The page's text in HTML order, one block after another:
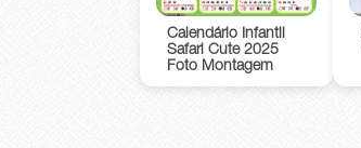
Calendário Infantil
Safari Cute 2025
Foto Montagem